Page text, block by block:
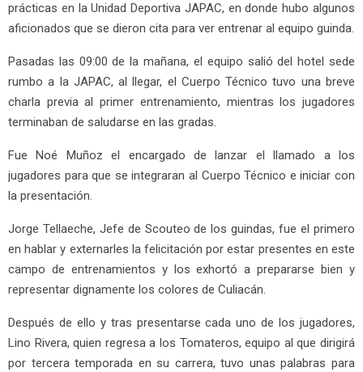
prácticas en la Unidad Deportiva JAPAC, en donde hubo algunos
aficionados que se dieron cita para ver entrenar al equipo guinda.
Pasadas las 09:00 de la mañana, el equipo salió del hotel sede
rumbo a la JAPAC, al llegar, el Cuerpo Técnico tuvo una breve
charla previa al primer entrenamiento, mientras los jugadores
terminaban de saludarse en las gradas.
Fue Noé Muñoz el encargado de lanzar el llamado a los
jugadores para que se integraran al Cuerpo Técnico e iniciar con
la presentación.
Jorge Tellaeche, Jefe de Scouteo de los guindas, fue el primero
en hablar y externarles la felicitación por estar presentes en este
campo de entrenamientos y los exhortó a prepararse bien y
representar dignamente los colores de Culiacán.
Después de ello y tras presentarse cada uno de los jugadores,
Lino Rivera, quien regresa a los Tomateros, equipo al que dirigirá
por tercera temporada en su carrera, tuvo unas palabras para